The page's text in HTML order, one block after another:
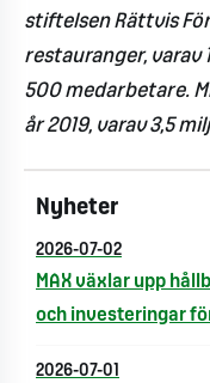
stiftelsen Rättvis
restauranger, varav
500 medarbetare.
år 2019, varav 3,5
Nyheter
2026-07-02
MAX växlar upp
och investeringar
2026-07-01